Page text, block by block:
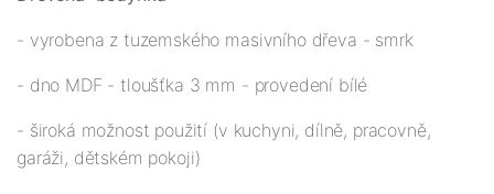
- vyrobena z tuzemského masivního dřeva - smrk
- dno MDF - tloušťka 3 mm - provedení bílé
- široká možnost použití (v kuchyni, dílně, pracovně,
garáži, dětském pokoji)